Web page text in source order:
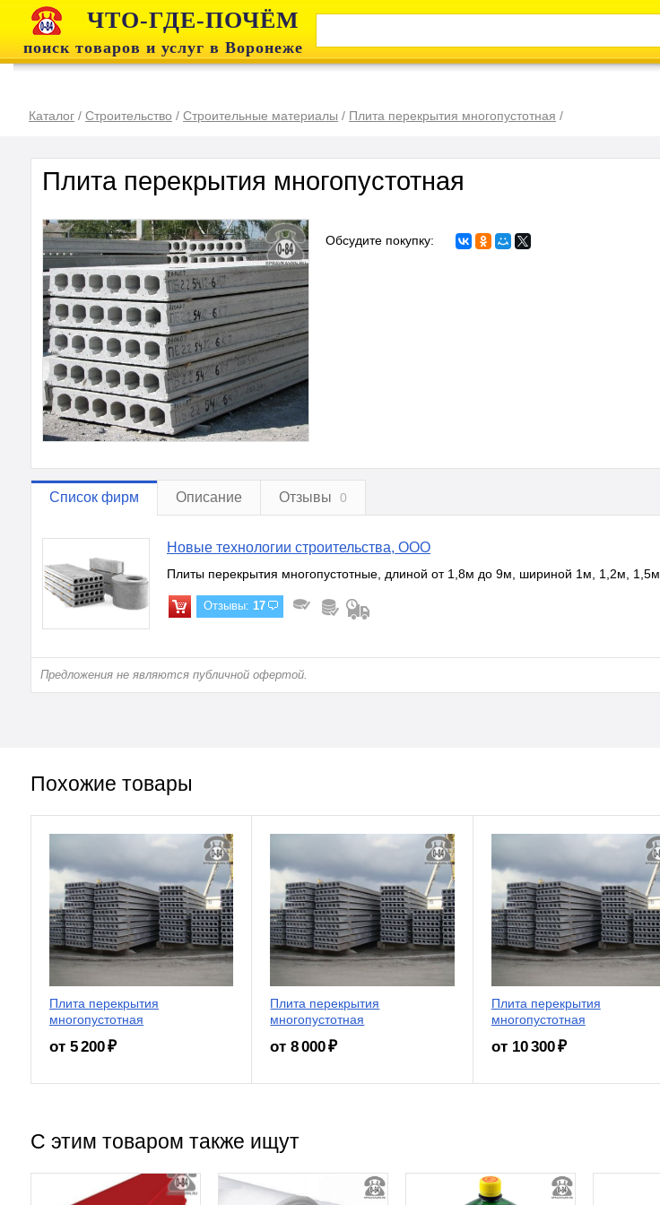
ЧТО-ГДЕ-ПОЧЁМ
поиск товаров и услуг в Воронеже
Каталог / Строительство / Строительные материалы / Плита перекрытия многопустотная /
Плита перекрытия многопустотная
Обсудите покупку:
Список фирм Описание Отзывы 0
Новые технологии строительства, ООО
Плиты перекрытия многопустотные, длиной от 1,8м до 9м, шириной 1м, 1,2м, 1,5м.
Отзывы: 17
Предложения не являются публичной офертой.
Похожие товары
Плита перекрытия
многопустотная
от 5 200 ₽
Плита перекрытия
многопустотная
от 8 000 ₽
Плита перекрытия
многопустотная
от 10 300 ₽
С этим товаром также ищут